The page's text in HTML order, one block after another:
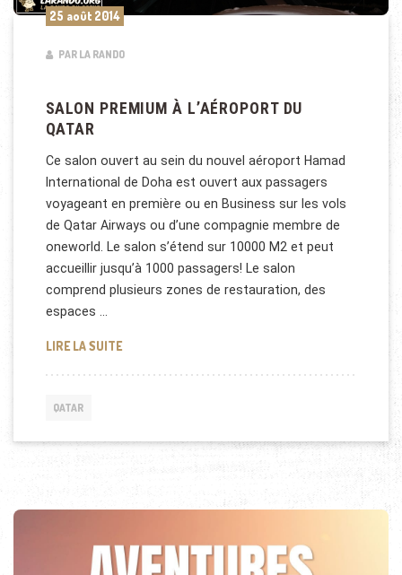
25 août 2014
PAR LA RANDO
SALON PREMIUM À L’AÉROPORT DU
QATAR
Ce salon ouvert au sein du nouvel aéroport Hamad
International de Doha est ouvert aux passagers
voyageant en première ou en Business sur les vols
de Qatar Airways ou d’une compagnie membre de
oneworld. Le salon s’étend sur 10000 M2 et peut
accueillir jusqu’à 1000 passagers! Le salon
comprend plusieurs zones de restauration, des
espaces …
LIRE LA SUITESALON PREMIUM À L’AÉROPORT DU QATAR
QATAR